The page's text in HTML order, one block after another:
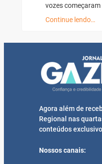
vozes começaram
Continue lendo…
Agora além de
Regional nas
conteúdos
Nossos canais: